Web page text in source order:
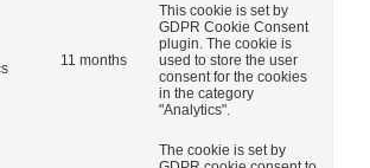
11 months
This cookie is set by
GDPR Cookie Consent
plugin. The cookie is
used to store the user
consent for the cookies
in the category
"Analytics".
The cookie is set by